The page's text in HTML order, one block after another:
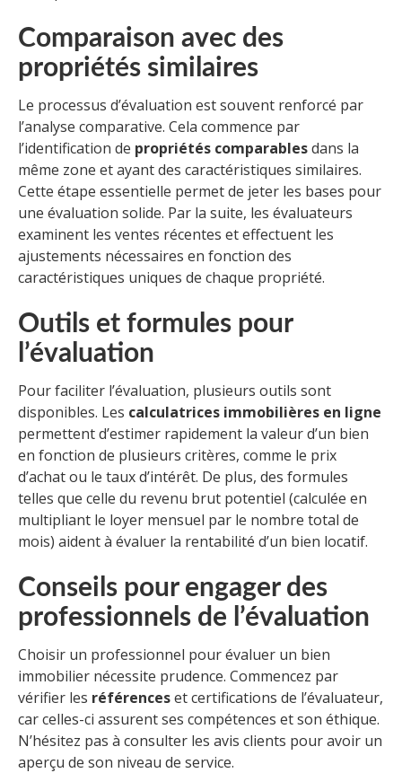
Comparaison avec des
propriétés similaires
Le processus d’évaluation est souvent renforcé par
l’analyse comparative. Cela commence par
l’identification de propriétés comparablesdans la
même zone et ayant des caractéristiques similaires.
Cette étape essentielle permet de jeter les bases pour
une évaluation solide. Par la suite, les évaluateurs
examinent les ventes récentes et effectuent les
ajustements nécessaires en fonction des
caractéristiques uniques de chaque propriété.
Outils et formules pour
l’évaluation
Pour faciliter l’évaluation, plusieurs outils sont
disponibles. Les calculatrices immobilières en ligne
permettent d’estimer rapidement la valeur d’un bien
en fonction de plusieurs critères, comme le prix
d’achat ou le taux d’intérêt. De plus, des formules
telles que celle du revenu brut potentiel (calculée en
multipliant le loyer mensuel par le nombre total de
mois) aident à évaluer la rentabilité d’un bien locatif.
Conseils pour engager des
professionnels de l’évaluation
Choisir un professionnel pour évaluer un bien
immobilier nécessite prudence. Commencez par
vérifier les référenceset certifications de l’évaluateur,
car celles-ci assurent ses compétences et son éthique.
N’hésitez pas à consulter les avis clients pour avoir un
aperçu de son niveau de service.